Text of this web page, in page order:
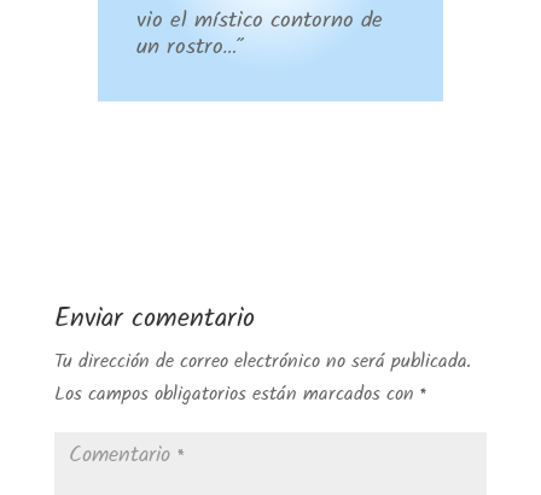
vio el místico contorno de
un rostro…”
Enviar comentario
Tu dirección de correo electrónico no será publicada.
Los campos obligatorios están marcados con *